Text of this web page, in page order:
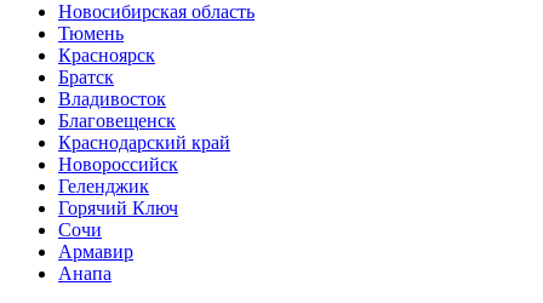
Новосибирская область
Тюмень
Красноярск
Братск
Владивосток
Благовещенск
Краснодарский край
Новороссийск
Геленджик
Горячий Ключ
Сочи
Армавир
Анапа